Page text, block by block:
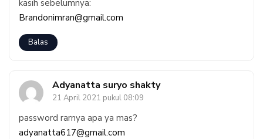
kasih sebelumnya:
Brandonimran@gmail.com
Balas
Adyanatta suryo shakty
21 April 2021 pukul 08:09
password rarnya apa ya mas?
adyanatta617@gmail.com